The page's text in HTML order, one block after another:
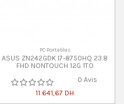
PC Portables
ASUS ZN242GDK I7-8750HQ 23.8
FHD NONTOUCH 12G 1TO
0 Avis
11 641,67 DH